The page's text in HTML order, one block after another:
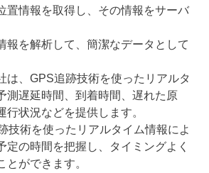
置情報を取得し、その情報をサーバ
報を解析して、簡潔なデータとして
は、GPS追跡技術を使ったリアルタ
測遅延時間、到着時間、遅れた原
行状況などを提供します。
技術を使ったリアルタイム情報によ
定の時間を把握し、タイミングよく
とができます。